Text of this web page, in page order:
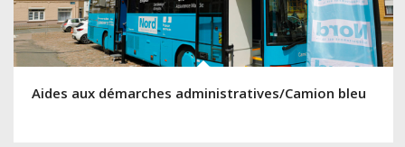
Aides aux démarches administratives/Camion bleu